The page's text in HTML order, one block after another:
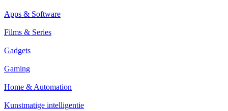
Apps & Software
Films & Series
Gadgets
Gaming
Home & Automation
Kunstmatige intelligentie